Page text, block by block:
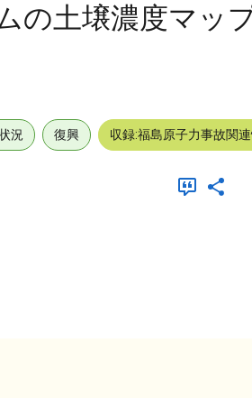
の土壌濃度マッ
況 復興 収録:福島原子力事故関